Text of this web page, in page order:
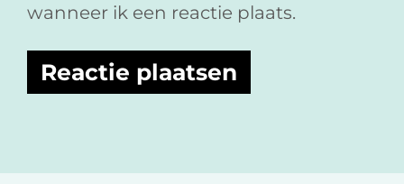
wanneer ik een reactie plaats.